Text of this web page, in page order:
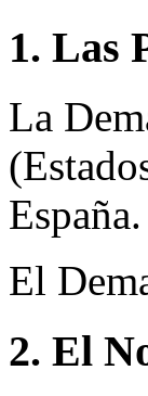
1. Las
La
España.
El
2. El